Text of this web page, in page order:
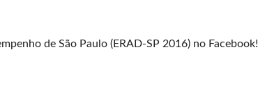
de São Paulo (ERAD-SP 2016) no Facebook!